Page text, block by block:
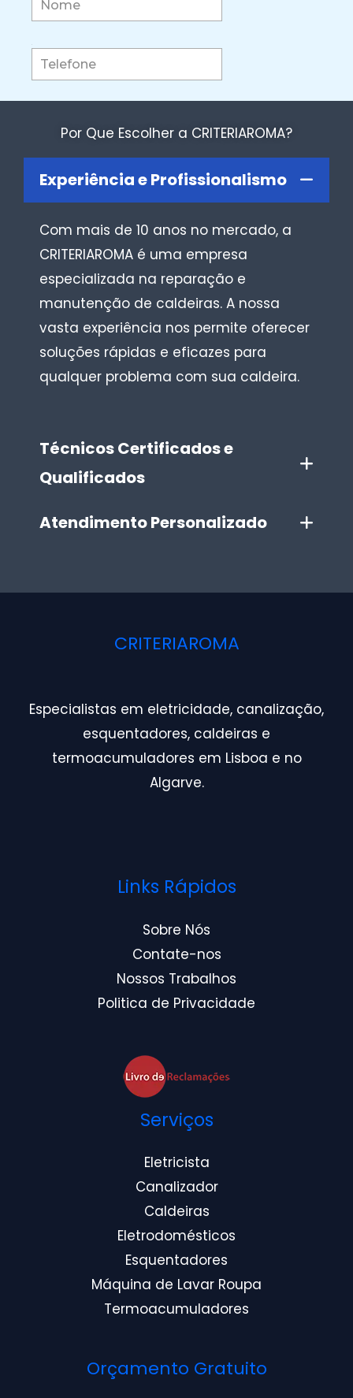
Por Que Escolher a CRITERIAROMA?
Experiência e Profissionalismo
Com mais de 10 anos no mercado, a
CRITERIAROMA é uma empresa
especializada na reparação e
manutenção de caldeiras. A nossa
vasta experiência nos permite oferecer
soluções rápidas e eficazes para
qualquer problema com sua caldeira.
Técnicos Certificados e
Qualificados
Atendimento Personalizado
CRITERIAROMA
Especialistas em eletricidade, canalização,
esquentadores, caldeiras e
termoacumuladores em Lisboa e no
Algarve.
Links Rápidos
Sobre Nós
Contate-nos
Nossos Trabalhos
Politica de Privacidade
Serviços
Eletricista
Canalizador
Caldeiras
Eletrodomésticos
Esquentadores
Máquina de Lavar Roupa
Termoacumuladores
Orçamento Gratuito